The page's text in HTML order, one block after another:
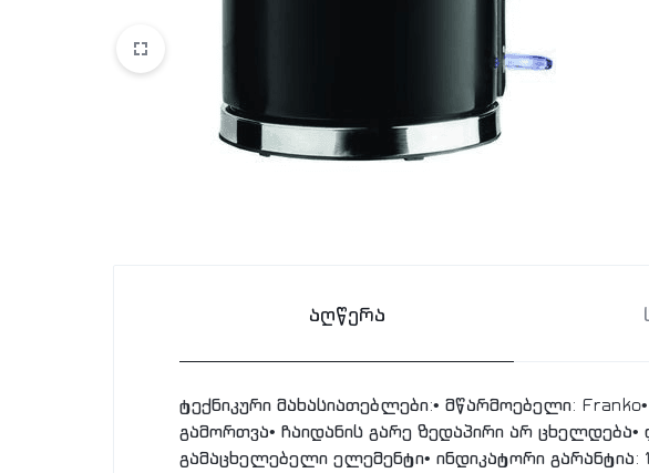
აღწერა
ტექნიკური მახასიათებლები:• მწარმოებელი:
გამორთვა• ჩაიდანის გარე ზედაპირი არ
გამაცხელებელი ელემენტი• ინდიკატორი